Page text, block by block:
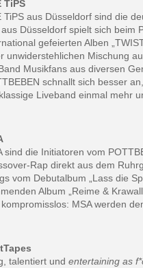
TiPS
TiPS aus Düsseldorf sind die
Düsseldorf spielt sich beim
gefeierten Alben
unwiderstehlichen Mischung
Musikfans aus diversen
schnallt sich besser
Liveband einmal mehr
sind die Initiatoren vom
Rap direkt aus dem
vom Debutalbum „Lass die
Album „Reime &
MSA werden
talentiert und entertaining as